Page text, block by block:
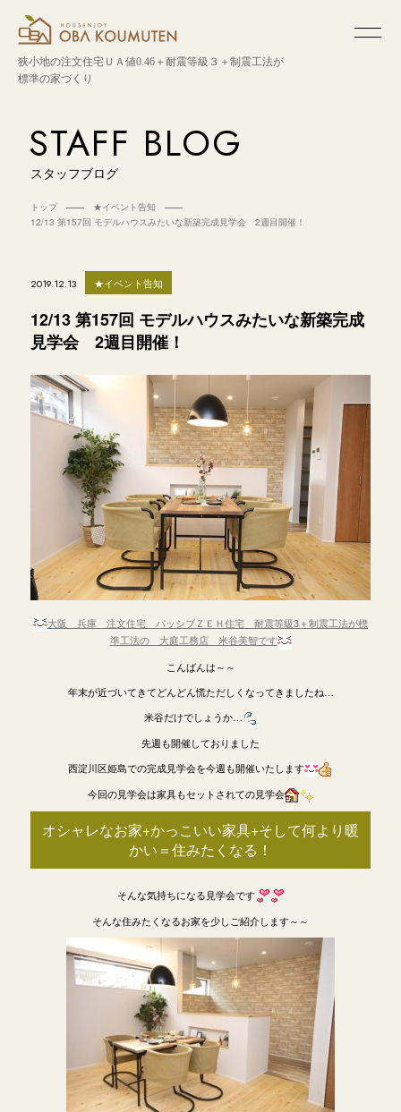
狭小地の注文住宅ＵＡ値0.46＋耐震等級３＋制震工法が
標準の家づくり
STAFF BLOG
スタッフブログ
トップ
★イベント告知
12/13 第157回 モデルハウスみたいな新築完成見学会 2週目開催！
2019.12.13 ★イベント告知
12/13 第157回 モデルハウスみたいな新築完成
見学会 2週目開催！
大阪 兵庫 注文住宅 パッシブＺＥＨ住宅 耐震等級3＋制震工法が標
準工法の 大庭工務店 米谷美智です
こんばんは～～
年末が近づいてきてどんどん慌ただしくなってきましたね…
米谷だけでしょうか…
先週も開催しておりました
西淀川区姫島での完成見学会を今週も開催いたします
今回の見学会は家具もセットされての見学会
オシャレなお家+かっこいい家具+そして何より暖
かい＝住みたくなる！
そんな気持ちになる見学会です
そんな住みたくなるお家を少しご紹介します～～